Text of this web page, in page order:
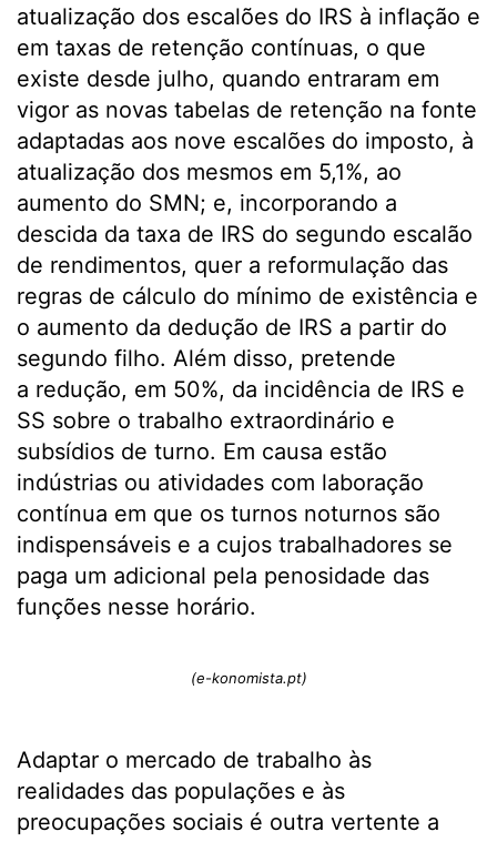
atualização dos escalões do IRS à inflação e
em taxas de retenção contínuas, o que
existe desde julho, quando entraram em
vigor as novas tabelas de retenção na fonte
adaptadas aos nove escalões do imposto, à
atualização dos mesmos em 5,1%, ao
aumento do SMN; e, incorporando a
descida da taxa de IRS do segundo escalão
de rendimentos, quer a reformulação das
regras de cálculo do mínimo de existência e
o aumento da dedução de IRS a partir do
segundo filho. Além disso, pretende
a redução, em 50%, da incidência de IRS e
SS sobre o trabalho extraordinário e
subsídios de turno. Em causa estão
indústrias ou atividades com laboração
contínua em que os turnos noturnos são
indispensáveis e a cujos trabalhadores se
paga um adicional pela penosidade das
funções nesse horário.
(e-konomista.pt)
Adaptar o mercado de trabalho às
realidades das populações e às
preocupações sociais é outra vertente a